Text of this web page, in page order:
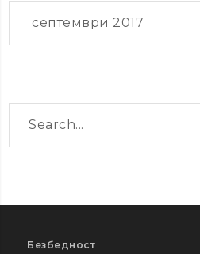
Безбедност